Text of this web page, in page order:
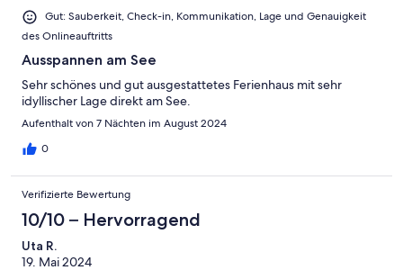
Gut: Sauberkeit, Check-in, Kommunikation, Lage und Genauigkeit
des Onlineauftritts
Ausspannen am See
Sehr schönes und gut ausgestattetes Ferienhaus mit sehr
idyllischer Lage direkt am See.
Aufenthalt von 7 Nächten im August 2024
0
Verifizierte Bewertung
10/10 – Hervorragend
Uta R.
19. Mai 2024